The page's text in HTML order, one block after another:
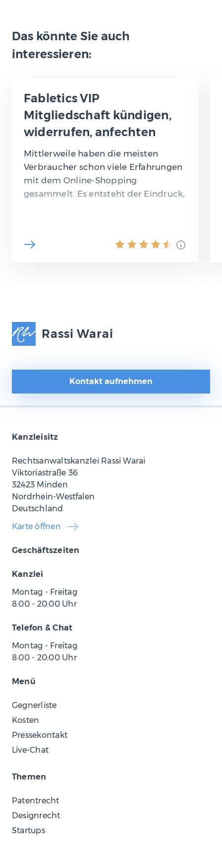
Das könnte Sie auch
interessieren:
Fabletics VIP
Mitgliedschaft kündigen,
widerrufen, anfechten
Mittlerweile haben die meisten
Verbraucher schon viele Erfahrungen
mit dem Online-Shopping
gesammelt. Es entsteht der Eindruck,
Rassi Warai
Kontakt aufnehmen
Kanzleisitz
Rechtsanwaltskanzlei Rassi Warai
Viktoriastraße 36
32423 Minden
Nordrhein-Westfalen
Deutschland
Karte öffnen
Geschäftszeiten
Kanzlei
Montag - Freitag
8:00- 20:00Uhr
Telefon & Chat
Montag - Freitag
8:00- 20:00Uhr
Menü
Gegnerliste
Kosten
Pressekontakt
Live-Chat
Themen
Patentrecht
Designrecht
Startups